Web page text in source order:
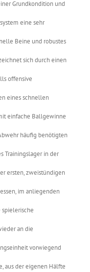
Grundkondition und
eine sehr
Beine und robustes
sich durch einen
offensive
eines schnellen
einfache Ballgewinne
häufig benötigten
Trainingslager in der
ersten, zweistündigen
im anliegenden
an die
vorwiegend
aus der eigenen Hälfte